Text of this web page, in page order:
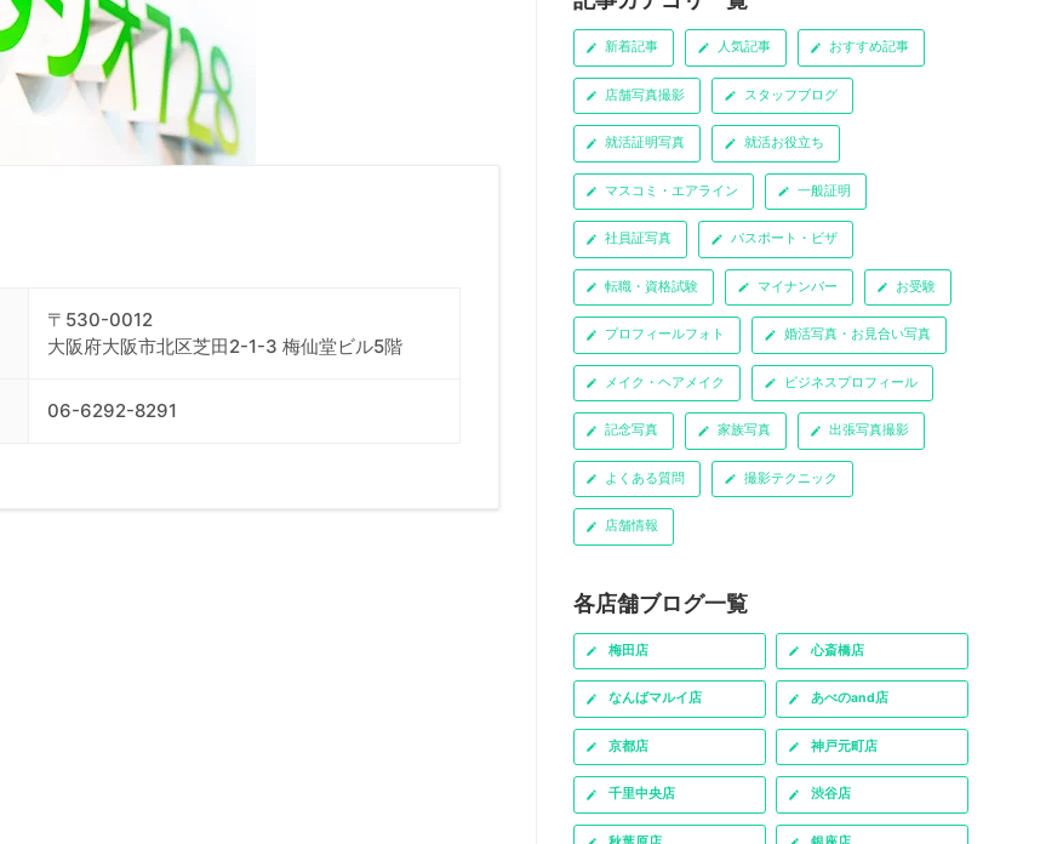
〒530-0012
大阪府大阪市北区芝田2-1-3 梅仙堂ビル5階
06-6292-8291
新着記事 人気記事 おすすめ記事
店舗写真撮影 スタッフブログ
就活証明写真 就活お役立ち
マスコミ・エアライン 一般証明
社員証写真 パスポート・ビザ
転職・資格試験 マイナンバー お受験
プロフィールフォト 婚活写真・お見合い写真
メイク・ヘアメイク ビジネスプロフィール
記念写真 家族写真 出張写真撮影
よくある質問 撮影テクニック
店舗情報
各店舗ブログ一覧
梅田店 心斎橋店
なんばマルイ店 あべのand店
京都店 神戸元町店
千里中央店 渋谷店